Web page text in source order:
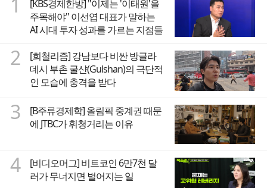
[KBS경제한방] "이제는 '이태원'을
주목해야" 이선엽 대표가 말하는
AI 시대 투자 성과를 가르는 지점들
2
[희철리즘] 강남보다 비싼 방글라
데시 부촌 굴샨(Gulshan)의 극단적
인 모습에 충격을 받다
3
[B주류경제학] 올림픽 중계권 때문
에 JTBC가 휘청거리는 이유
4
[비디오머그] 비트코인 6만7천 달
러가 무너지면 벌어지는 일